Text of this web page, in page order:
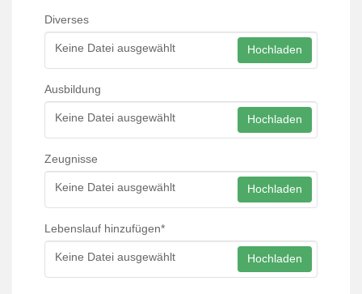
Diverses
Keine Datei ausgewählt Hochladen
Ausbildung
Keine Datei ausgewählt Hochladen
Zeugnisse
Keine Datei ausgewählt Hochladen
Lebenslauf hinzufügen*
Keine Datei ausgewählt Hochladen